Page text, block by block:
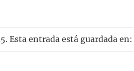
Esta entrada está guardada en: